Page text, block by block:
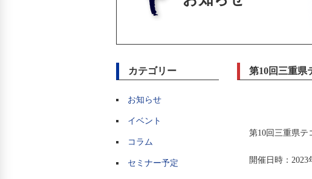
カテゴリー
お知らせ
イベント
コラム
セミナー予定
第10回三重県
第10回三重県テ
開催日時：